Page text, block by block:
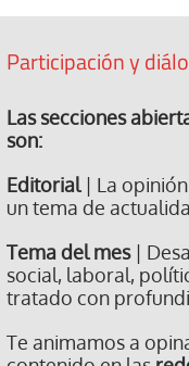
Participación y
Las secciones
son:
Editorial| La opinión
un tema de
Tema del mes|
social, laboral,
tratado con
Te animamos a